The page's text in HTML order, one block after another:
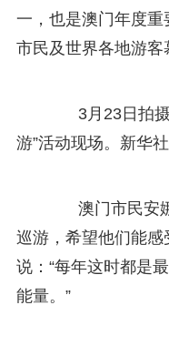
一，也是澳门年度
市民及世界各地游客
3月23日拍摄
游”活动现场。新华
澳门市民安娜
巡游，希望他们能
说：“每年这时都是
能量。”